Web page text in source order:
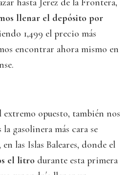
hasta Jerez de la Frontera,
llenar el depósito por
1,499 el precio más
encontrar ahora mismo en
extremo opuesto, también nos
la gasolinera más cara se
las Islas Baleares, donde el
el litro durante esta primera